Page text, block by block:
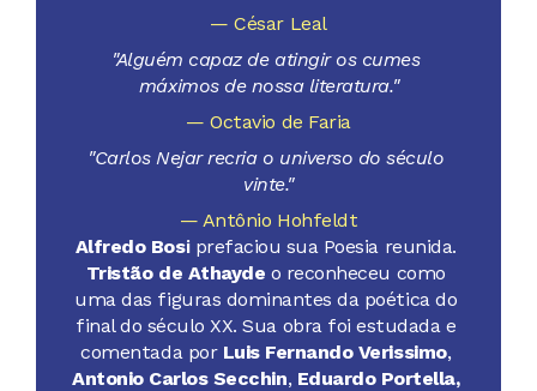
— César Leal
"Alguém capaz de atingir os cumes
máximos de nossa literatura."
— Octavio de Faria
"Carlos Nejar recria o universo do século
vinte."
— Antônio Hohfeldt
Alfredo Bosi
Tristão de Athayde o reconheceu como
uma das figuras dominantes da poética do
final do século XX. Sua obra foi estudada e
comentada por Luis Fernando Verissimo,
Antonio Carlos Secchin, Eduardo Portella,